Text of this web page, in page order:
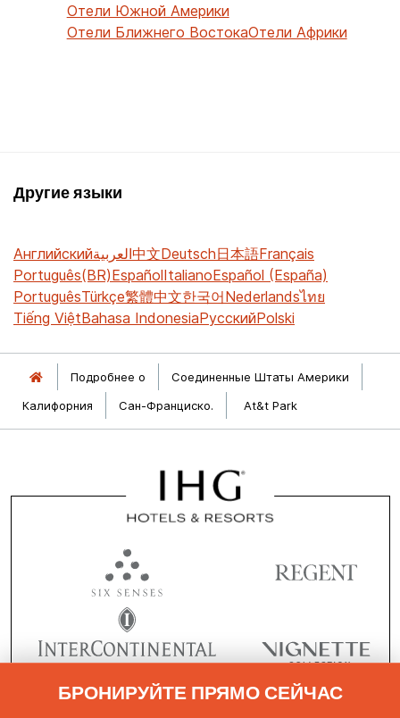
БРОНИРУЙТЕ ПРЯМО СЕЙЧАС
Отели Южной Америки
Отели Ближнего ВостокаОтели Африки
Другие языки
Английскийالعربية中文Deutsch日本語Français
Português(BR)EspañolItalianoEspañol (España)
PortuguêsTürkçe繁體中文한국어Nederlandsไทย
Tiếng ViệtBahasa IndonesiaРусскийPolski
Подробнее о
Соединенные Штаты Америки
Калифорния
Сан-Франциско. At&t Park